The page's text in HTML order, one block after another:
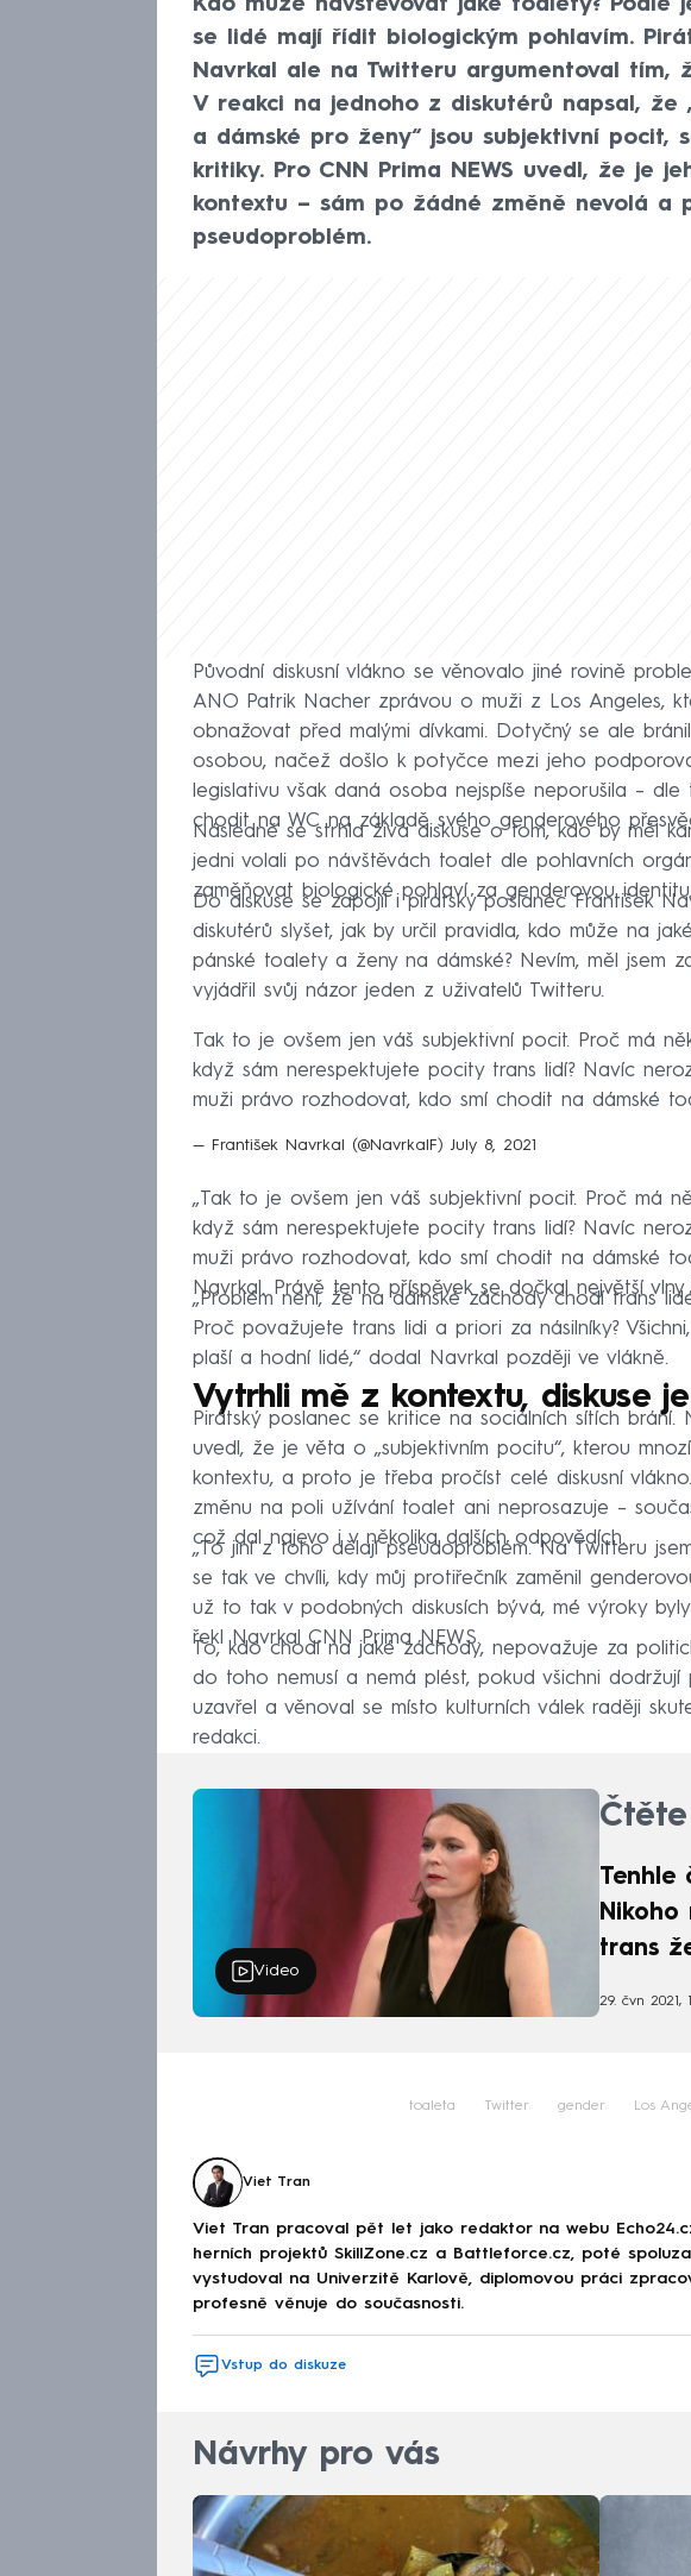
Kdo může navštěvovat jaké toalety? Podle
se lidé mají řídit biologickým pohlavím.
Navrkal ale na Twitteru argumentoval
V reakci na jednoho z diskutérů napsal, že
a dámské pro ženy“ jsou subjektivní pocit,
kritiky. Pro CNN Prima NEWS uvedl, že je
kontextu – sám po žádné změně nevolá a
pseudoproblém.
Původní diskusní vlákno se věnovalo jiné rovině
ANO Patrik Nacher zprávou o muži z Los Angeles,
obnažovat před malými dívkami. Dotyčný se ale
osobou, načež došlo k potyčce mezi jeho
legislativu však daná osoba nejspíše neporušila – dle
chodit na WC na základě svého genderového
Následně se strhla živá diskuse o tom, kdo by měl
jedni volali po návštěvách toalet dle pohlavních
zaměňovat biologické pohlaví za genderovou identitu.
Do diskuse se zapojil i pirátský poslanec František
diskutérů slyšet, jak by určil pravidla, kdo může na
pánské toalety a ženy na dámské? Nevím, měl jsem
vyjádřil svůj názor jeden z uživatelů Twitteru.
Tak to je ovšem jen váš subjektivní pocit. Proč má
když sám nerespektujete pocity trans lidí? Navíc
muži právo rozhodovat, kdo smí chodit na dámské
— František Navrkal (@NavrkalF) July 8, 2021
„Tak to je ovšem jen váš subjektivní pocit. Proč má
když sám nerespektujete pocity trans lidí? Navíc
muži právo rozhodovat, kdo smí chodit na dámské
Navrkal. Právě tento příspěvek se dočkal největší vlny
„Problém není, že na dámské záchody chodí trans
Proč považujete trans lidi a priori za násilníky?
plaší a hodní lidé,“ dodal Navrkal později ve vlákně.
Vytrhli mě z kontextu, diskuse
Pirátský poslanec se kritice na sociálních sítích brání.
uvedl, že je věta o „subjektivním pocitu“, kterou
kontextu, a proto je třeba pročíst celé diskusní
změnu na poli užívání toalet ani neprosazuje –
což dal najevo i v několika dalších odpovědích.
„To jiní z toho dělají pseudoproblém. Na Twitteru
se tak ve chvíli, kdy můj protiřečník zaměnil
už to tak v podobných diskusích bývá, mé výroky
řekl Navrkal CNN Prima NEWS.
To, kdo chodí na jaké záchody, nepovažuje za
do toho nemusí a nemá plést, pokud všichni
uzavřel a věnoval se místo kulturních válek raději
redakci.
Video
Tenhle
trans
29. čvn 2021,
toaleta Twitter gender Los
Viet Tran
Viet Tran pracoval pět let jako redaktor na webu
herních projektů SkillZone.cz a Battleforce.cz, poté
vystudoval na Univerzitě Karlově, diplomovou práci
profesně věnuje do současnosti.
Vstup do diskuze
Návrhy pro vás